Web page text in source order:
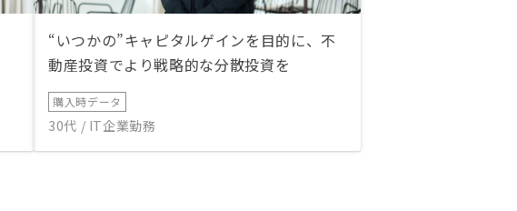
“いつかの”キャピタルゲインを目的に、不
動産投資でより戦略的な分散投資を
購入時データ
30代 / IT企業勤務